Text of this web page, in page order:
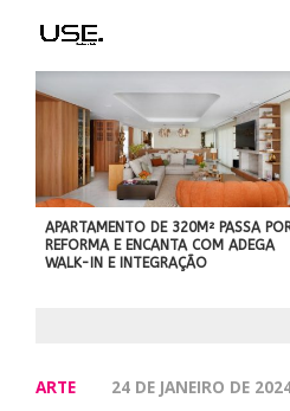
APARTAMENTO DE 320M² PASSA
REFORMA E ENCANTA COM ADEGA
WALK-IN E INTEGRAÇÃO
ARTE 24 DE JANEIRO DE